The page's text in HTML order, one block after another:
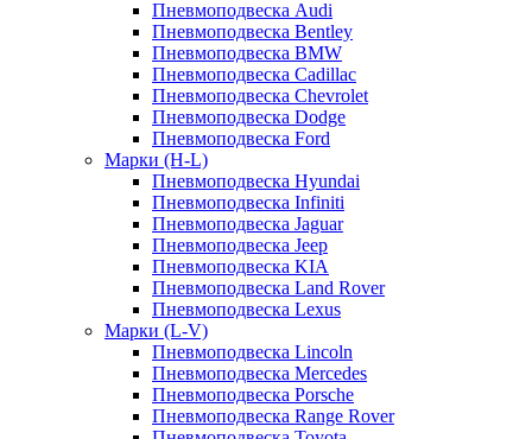
Пневмоподвеска Audi
Пневмоподвеска Bentley
Пневмоподвеска BMW
Пневмоподвеска Cadillac
Пневмоподвеска Chevrolet
Пневмоподвеска Dodge
Пневмоподвеска Ford
Марки (H-L)
Пневмоподвеска Hyundai
Пневмоподвеска Infiniti
Пневмоподвеска Jaguar
Пневмоподвеска Jeep
Пневмоподвеска KIA
Пневмоподвеска Land Rover
Пневмоподвеска Lexus
Марки (L-V)
Пневмоподвеска Lincoln
Пневмоподвеска Mercedes
Пневмоподвеска Porsche
Пневмоподвеска Range Rover